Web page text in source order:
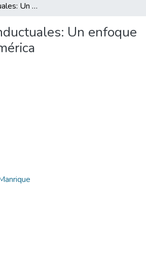
Finanzas Conductuales: Un enfoque para Latinoamérica
Un enfoque